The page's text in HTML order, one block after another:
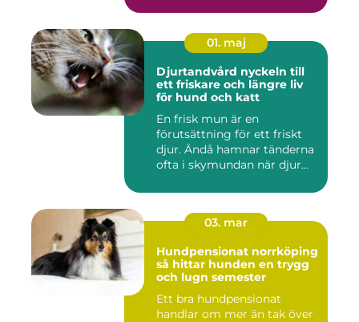
01. maj
Djurtandvård nyckeln till
ett friskare och längre liv
för hund och katt
En frisk mun är en
förutsättning för ett friskt
djur. Ändå hamnar tänderna
ofta i skymundan när djur...
03. mar
Hundpensionat norrköping
så hittar hunden en trygg
och lugn semester
Ett bra hundpensionat
handlar om mer än tak över